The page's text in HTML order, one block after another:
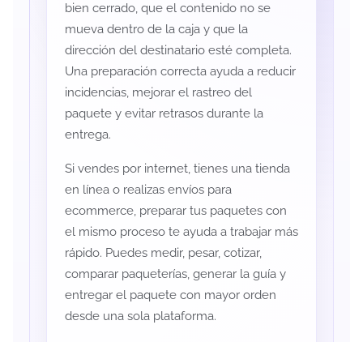
bien cerrado, que el contenido no se
mueva dentro de la caja y que la
dirección del destinatario esté completa.
Una preparación correcta ayuda a reducir
incidencias, mejorar el rastreo del
paquete y evitar retrasos durante la
entrega.
Si vendes por internet, tienes una tienda
en línea o realizas envíos para
ecommerce, preparar tus paquetes con
el mismo proceso te ayuda a trabajar más
rápido. Puedes medir, pesar, cotizar,
comparar paqueterías, generar la guía y
entregar el paquete con mayor orden
desde una sola plataforma.